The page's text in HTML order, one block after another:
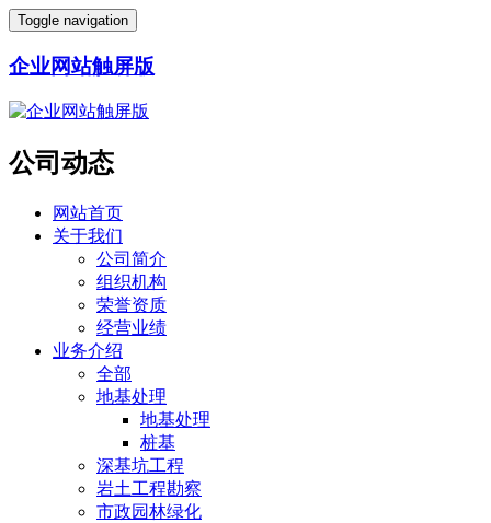
Toggle navigation
企业网站触屏版
公司动态
网站首页
关于我们
公司简介
组织机构
荣誉资质
经营业绩
业务介绍
全部
地基处理
地基处理
桩基
深基坑工程
岩土工程勘察
市政园林绿化